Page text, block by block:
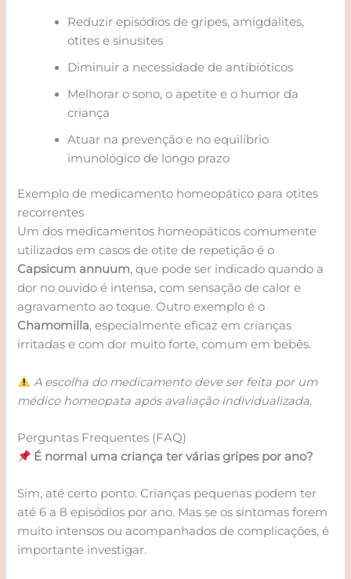
Reduzir episódios de gripes, amigdalites,
otites e sinusites
Diminuir a necessidade de antibióticos
Melhorar o sono, o apetite e o humor da
criança
Atuar na prevenção e no equilíbrio
imunológico de longo prazo
Exemplo de medicamento homeopático para otites
recorrentes
Um dos medicamentos homeopáticos comumente
utilizados em casos de otite de repetição é o
Capsicum annuum, que pode ser indicado quando a
dor no ouvido é intensa, com sensação de calor e
agravamento ao toque. Outro exemplo é o
Chamomilla, especialmente eficaz em crianças
irritadas e com dor muito forte, comum em bebês.
A escolha do medicamento deve ser feita por um
médico homeopata após avaliação individualizada.
Perguntas Frequentes (FAQ)
É normal uma criança ter várias gripes por ano?
Sim, até certo ponto. Crianças pequenas podem ter
até 6 a 8 episódios por ano. Mas se os sintomas forem
muito intensos ou acompanhados de complicações, é
importante investigar.